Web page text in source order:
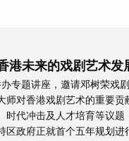
港未来的戏剧艺术发
专题讲座，邀请邓树荣戏
师对香港戏剧艺术的重要
时代冲击及人才培育等议
区政府正就首个五年规划